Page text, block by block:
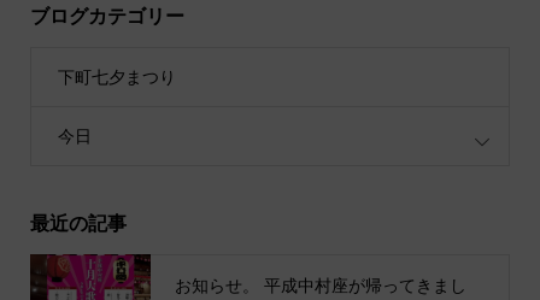
ブログカテゴリー
下町七夕まつり
今日
最近の記事
お知らせ。 平成中村座が帰ってきまし